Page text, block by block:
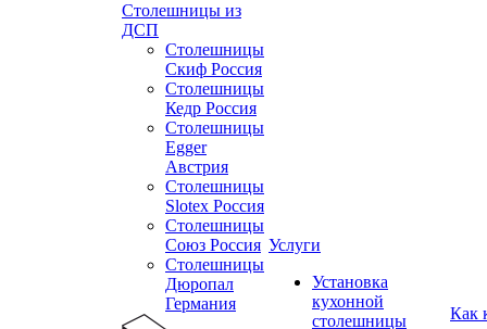
Столешницы из
ДСП
Столешницы
Скиф Россия
Столешницы
Кедр Россия
Столешницы
Egger
Австрия
Столешницы
Slotex Россия
Столешницы
Союз Россия
Столешницы
Дюропал
Германия
Услуги
Установка
кухонной
столешницы
Как